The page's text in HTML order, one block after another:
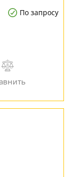
По запросу